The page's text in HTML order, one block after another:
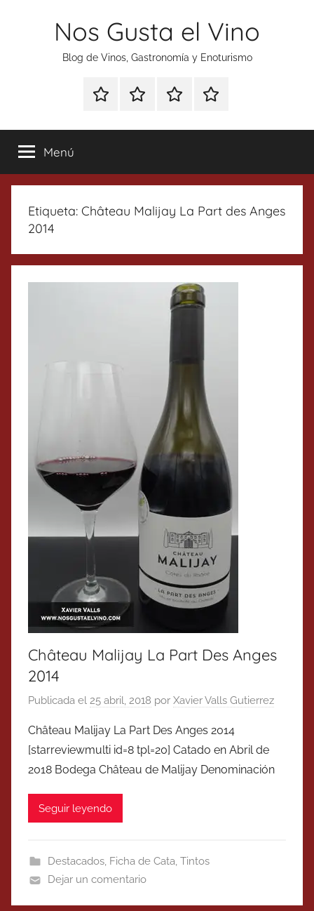
Nos Gusta el Vino
Blog de Vinos, Gastronomía y Enoturismo
Especial
Tonics
Enoturismo
Gastronomía
RankingContacto
Menú
Etiqueta: Château Malijay La Part des Anges
2014
Château Malijay La Part Des Anges
2014
Publicada el 25 abril, 2018 por Xavier Valls Gutierrez
Château Malijay La Part Des Anges 2014
[starreviewmulti id=8 tpl=20] Catado en Abril de
2018 Bodega Château de Malijay Denominación
Seguir leyendo
Destacados, Ficha de Cata, Tintos
Dejar un comentario